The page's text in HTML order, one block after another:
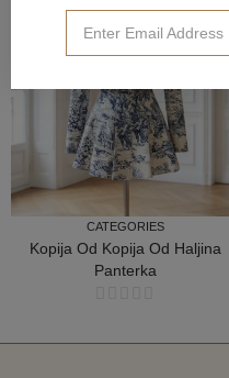
CATEGORIES
Kopija Od Kopija Od Haljina
Panterka